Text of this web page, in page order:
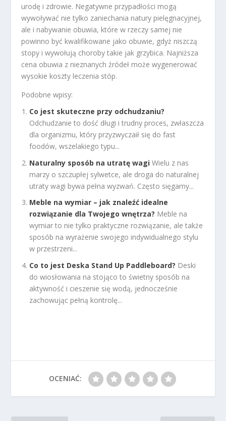
urodę i zdrowie. Negatywne przypadłości mogą
wywoływać nie tylko zaniechania natury pielęgnacyjnej,
ale i nabywanie obuwia, które w rzeczy samej nie
powinno być kwalifikowane jako obuwie, gdyż niszczą
stopy i wywołują choroby takie jak grzybica. Najniższa
cena obuwia z nieznanych źródeł może wygenerować
wysokie koszty leczenia stóp.
Podobne wpisy:
Co jest skuteczne przy odchudzaniu?
Odchudzanie to dość długi i trudny proces, zwłaszcza
dla organizmu, który przyzwyczaił się do fast
foodów, wszelakiego typu...
Naturalny sposób na utratę wagi Wielu z nas
marzy o szczupłej sylwetce, ale droga do naturalnej
utraty wagi bywa pełna wyzwań. Często sięgamy...
Meble na wymiar – jak znaleźć idealne
rozwiązanie dla Twojego wnętrza? Meble na
wymiar to nie tylko praktyczne rozwiązanie, ale także
sposób na wyrażenie swojego indywidualnego stylu
w przestrzeni...
Co to jest Deska Stand Up Paddleboard? Deski
do wiosłowania na stojąco to świetny sposób na
aktywność i cieszenie się wodą, jednocześnie
zachowując pełną kontrolę...
OCENIAĆ: